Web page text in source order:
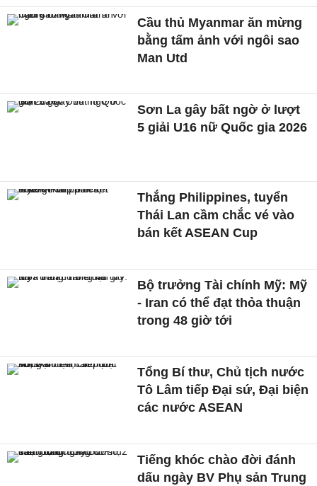
Cầu thủ Myanmar ăn mừng
bằng tấm ảnh với ngôi sao
Man Utd
Sơn La gây bất ngờ ở lượt
5 giải U16 nữ Quốc gia 2026
Thắng Philippines, tuyển
Thái Lan cầm chắc vé vào
bán kết ASEAN Cup
Bộ trưởng Tài chính Mỹ: Mỹ
- Iran có thể đạt thỏa thuận
trong 48 giờ tới
Tổng Bí thư, Chủ tịch nước
Tô Lâm tiếp Đại sứ, Đại biện
các nước ASEAN
Tiếng khóc chào đời đánh
dấu ngày BV Phụ sản Trung